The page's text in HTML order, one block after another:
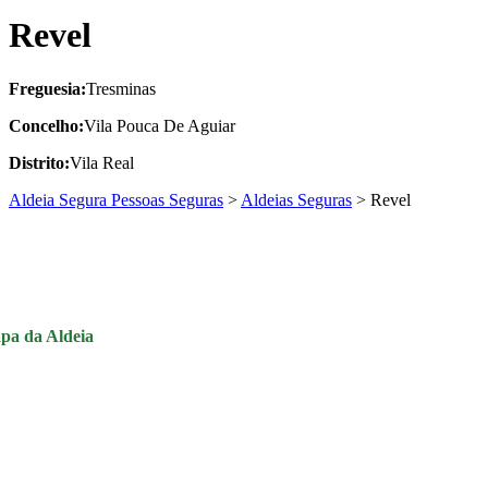
Revel
Freguesia:Tresminas
Concelho:Vila Pouca De Aguiar
Distrito:Vila Real
Aldeia Segura Pessoas Seguras > Aldeias Seguras > Revel
da Aldeia